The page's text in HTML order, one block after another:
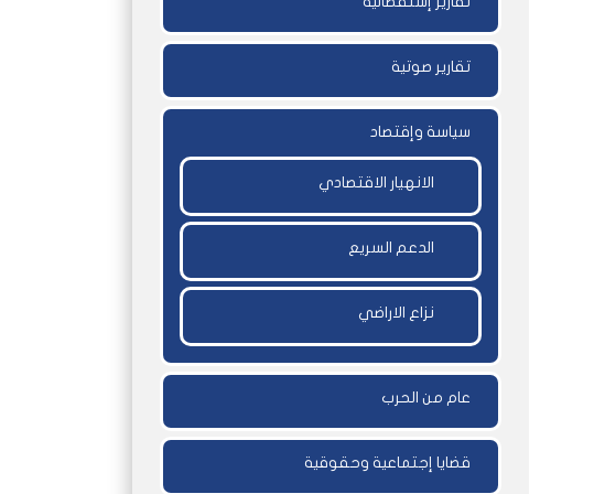
تقارير صوتية
سياسة وإقتصاد
الانهيار الاقتصادي
الدعم السريع
نزاع الاراضي
عام من الحرب
قضايا إجتماعية وحقوقية